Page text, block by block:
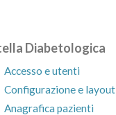
Diabetologica
Accesso e utenti
Configurazione e layout
Anagrafica pazienti